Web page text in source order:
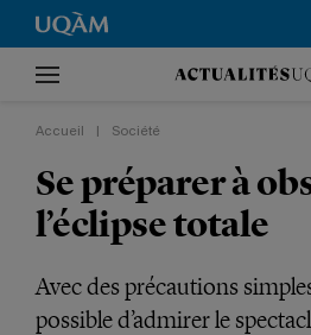
Accueil Société
Se préparer à
l’éclipse totale
Avec des précautions
possible d’admirer le